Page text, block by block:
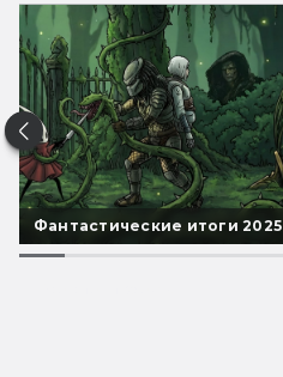
Фантастические итоги 2025